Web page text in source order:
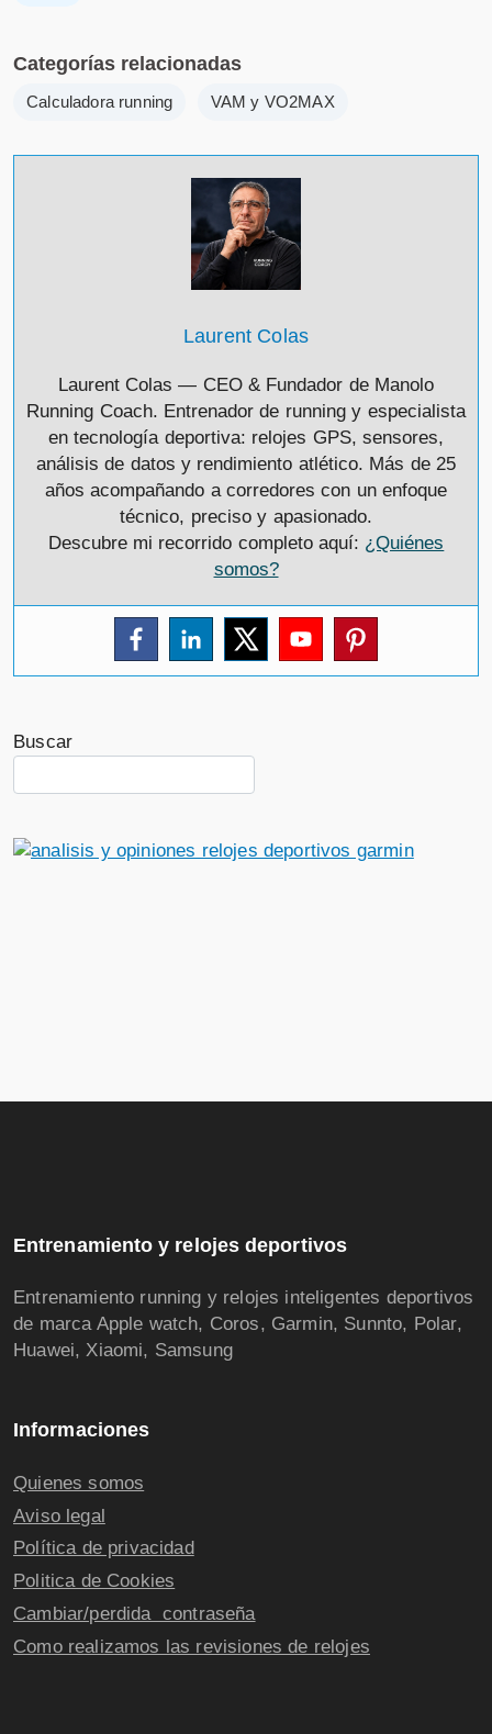
Categorías relacionadas
Calculadora running VAM y VO2MAX
Laurent Colas
Laurent Colas — CEO & Fundador de Manolo
Running Coach. Entrenador de running y especialista
en tecnología deportiva: relojes GPS, sensores,
análisis de datos y rendimiento atlético. Más de 25
años acompañando a corredores con un enfoque
técnico, preciso y apasionado.
Descubre mi recorrido completo aquí: ¿Quiénes
somos?
Buscar
Entrenamiento y relojes deportivos
Entrenamiento running y relojes inteligentes deportivos
de marca Apple watch, Coros, Garmin, Sunnto, Polar,
Huawei, Xiaomi, Samsung
Informaciones
Quienes somos
Aviso legal
Política de privacidad
Politica de Cookies
Cambiar/perdida contraseña
Como realizamos las revisiones de relojes